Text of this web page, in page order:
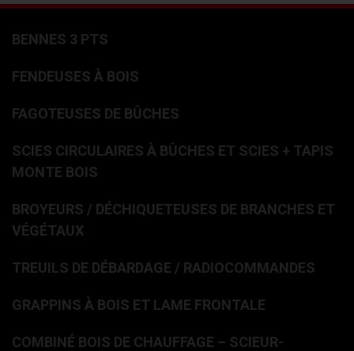
BENNES 3 PTS
FENDEUSES À BOIS
FAGOTEUSES DE BÛCHES
SCIES CIRCULAIRES À BÛCHES ET SCIES + TAPIS
MONTE BOIS
BROYEURS / DÉCHIQUETEUSES DE BRANCHES ET
VÉGÉTAUX
TREUILS DE DÉBARDAGE / RADIOCOMMANDES
GRAPPINS À BOIS ET LAME FRONTALE
COMBINÉ BOIS DE CHAUFFAGE – SCIEUR-